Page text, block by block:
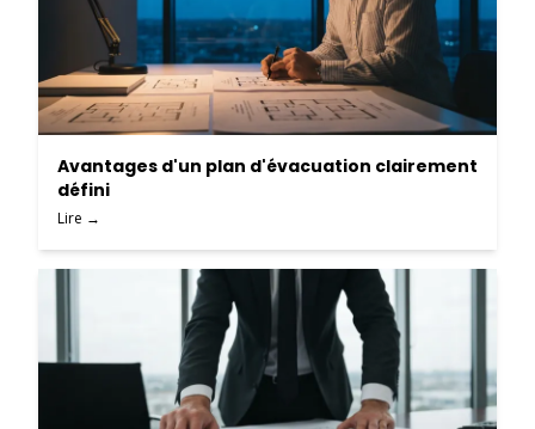
Avantages d'un plan d'évacuation clairement
défini
Lire →